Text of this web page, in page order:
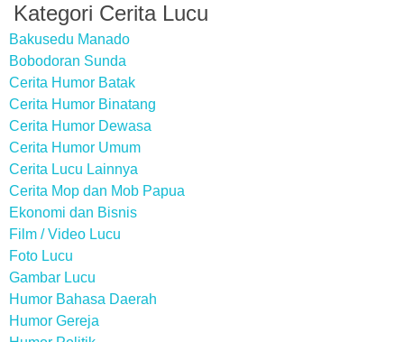
Kategori Cerita Lucu
Bakusedu Manado
Bobodoran Sunda
Cerita Humor Batak
Cerita Humor Binatang
Cerita Humor Dewasa
Cerita Humor Umum
Cerita Lucu Lainnya
Cerita Mop dan Mob Papua
Ekonomi dan Bisnis
Film / Video Lucu
Foto Lucu
Gambar Lucu
Humor Bahasa Daerah
Humor Gereja